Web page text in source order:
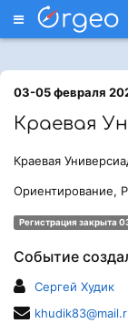
Меню
03-05 февраля
Краевая
Краевая
Ориентирование,
Регистрация закрыта
Событие
Сергей Худик